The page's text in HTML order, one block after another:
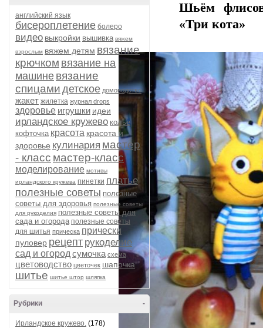
английский язык
бисероплетение болеро
видео выкройки вышивка вяжем
взрослым вяжем детям вязание
крючком вязание на
машине вязание
спицами детское домоводство
жакет жилетка журнал drops
здоровье игрушки идеи
ирландское кружево колье
кофточка красота красота и
здоровье кулинария мастер
- класс мастер-класс
моделирование мотивы
ирландского кружева пинетки платье
полезные советы полезные
советы для здоровья полезные советы
для рукоделия полезные советы для
сада и огорода полезные советы
для шитья прическа прически
пуловер рецепт рукоделие
сад и огород сумочка схема
цветоводство цветочек шапочка
шитье шитье штор шляпка
-
Рубрики
Ирландское кружево. (178)
Шьём
«Три кота»